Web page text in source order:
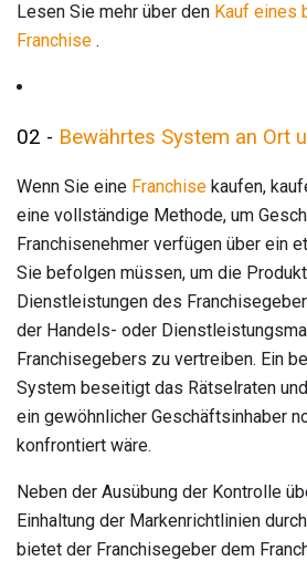
Lesen Sie mehr über den Kauf eines
Franchise .
02 - Bewährtes System an Ort
Wenn Sie eine Franchise kaufen,
eine vollständige Methode, um
Franchisenehmer verfügen über ein
Sie befolgen müssen, um die
Dienstleistungen des
der Handels- oder
Franchisegebers zu vertreiben. Ein
System beseitigt das Rätselraten
ein gewöhnlicher Geschäftsinhaber
konfrontiert wäre.
Neben der Ausübung der Kontrolle
Einhaltung der Markenrichtlinien
bietet der Franchisegeber dem